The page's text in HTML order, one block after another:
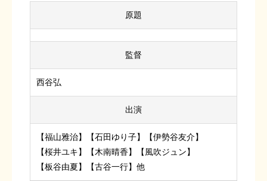
原題
監督
西谷弘
出演
【福山雅治】【石田ゆり子】【伊勢谷友介】
【桜井ユキ】【木南晴香】【風吹ジュン】
【板谷由夏】【古谷一行】他